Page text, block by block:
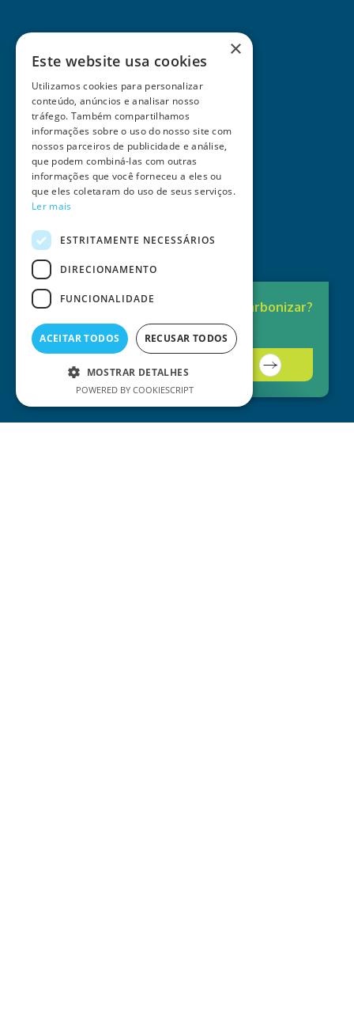
Pronto para
Descarbonizar?
A solução está aqui.
×
Este website usa cookies
Utilizamos cookies para personalizar
conteúdo, anúncios e analisar nosso
tráfego. Também compartilhamos
informações sobre o uso do nosso site com
nossos parceiros de publicidade e análise,
que podem combiná-las com outras
informações que você forneceu a eles ou
que eles coletaram do uso de seus serviços.
Ler mais
ESTRITAMENTE NECESSÁRIOS
DIRECIONAMENTO
FUNCIONALIDADE
ACEITAR TODOS RECUSAR TODOS
MOSTRAR DETALHES
POWERED BY COOKIESCRIPT